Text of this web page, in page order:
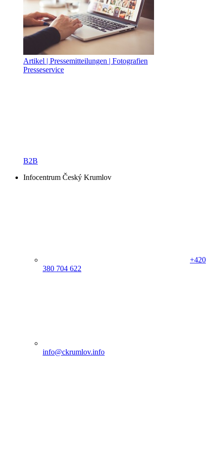
Artikel | Pressemitteilungen | Fotografien
Presseservice
B2B
Infocentrum Český Krumlov
+420
380 704 622
info@ckrumlov.info